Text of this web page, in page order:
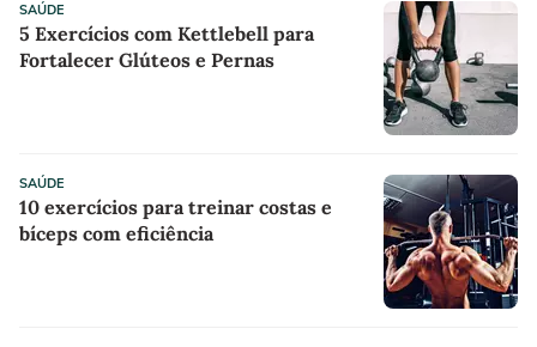
SAÚDE
5 Exercícios com Kettlebell para
Fortalecer Glúteos e Pernas
SAÚDE
10 exercícios para treinar costas e
bíceps com eficiência